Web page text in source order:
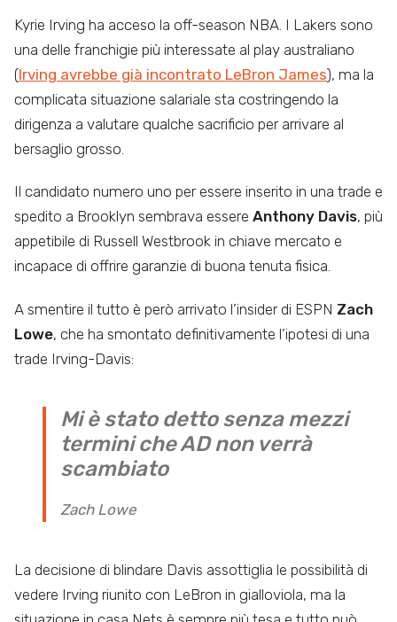
Kyrie Irving ha acceso la off-season NBA. I Lakers sono
una delle franchigie più interessate al play australiano
(Irving avrebbe già incontrato LeBron James), ma la
complicata situazione salariale sta costringendo la
dirigenza a valutare qualche sacrificio per arrivare al
bersaglio grosso.
Il candidato numero uno per essere inserito in una trade e
spedito a Brooklyn sembrava essere Anthony Davis, più
appetibile di Russell Westbrook in chiave mercato e
incapace di offrire garanzie di buona tenuta fisica.
A smentire il tutto è però arrivato l’insider di ESPN Zach
Lowe, che ha smontato definitivamente l’ipotesi di una
trade Irving-Davis:
Mi è stato detto senza mezzi
termini che AD non verrà
scambiato
Zach Lowe
La decisione di blindare Davis assottiglia le possibilità di
vedere Irving riunito con LeBron in gialloviola, ma la